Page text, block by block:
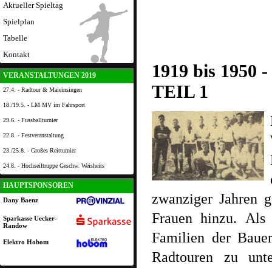
Aktueller Spieltag
Spielplan
Tabelle
Kontakt
VERANSTALTUNGEN 2019
27.4. - Radtour & Maieinsingen
18./19.5. - LM MV im Fahrsport
29.6. - Fussballturnier
22.8. - Festveranstaltung
23./25.8. - Großes Reitturnier
24.8. - Hochseiltruppe Geschw. Weisheits
HAUPTSPONSOREN
Dany Baenz
Sparkasse Uecker-
Randow
Elektro Hobom
1919 bis 1950
TEIL 1
zwanziger Jahren
Frauen hinzu. Als
Familien der
Radtouren zu